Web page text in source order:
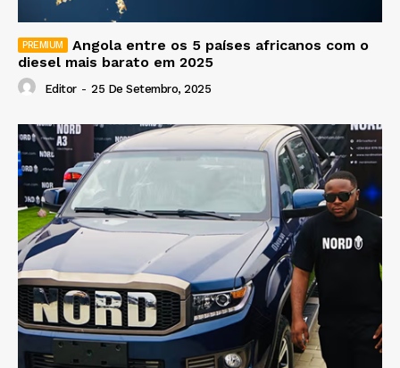
Angola entre os 5 países africanos com o
diesel mais barato em 2025
Editor - 25 De Setembro, 2025